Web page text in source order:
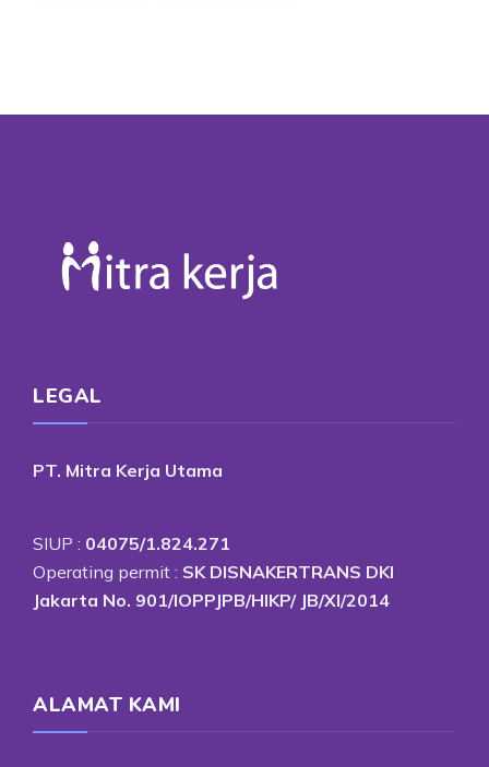
LEGAL
PT. Mitra Kerja Utama
SIUP : 04075/1.824.271
Operating permit : SK DISNAKERTRANS DKI
Jakarta No. 901/IOPPJPB/HIKP/ JB/XI/2014
ALAMAT KAMI